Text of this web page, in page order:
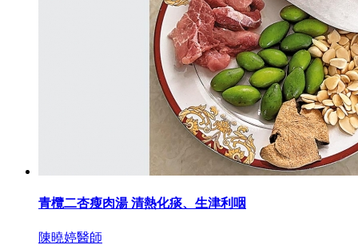
青欖二杏瘦肉湯 清熱化痰、生津利咽
陳曉婷醫師